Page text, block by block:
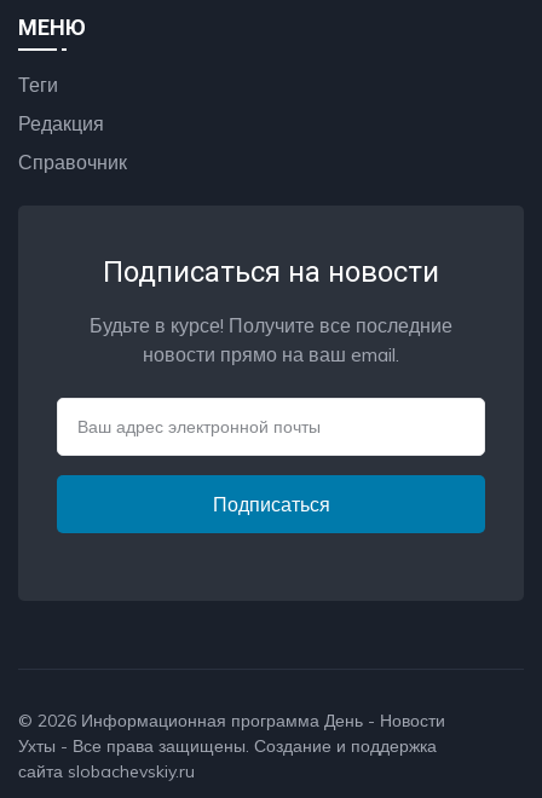
МЕНЮ
Теги
Редакция
Справочник
Подписаться на новости
Будьте в курсе! Получите все последние
новости прямо на ваш email.
Подписаться
© 2026 Информационная программа День - Новости
Ухты - Все права защищены. Создание и поддержка
сайта slobachevskiy.ru